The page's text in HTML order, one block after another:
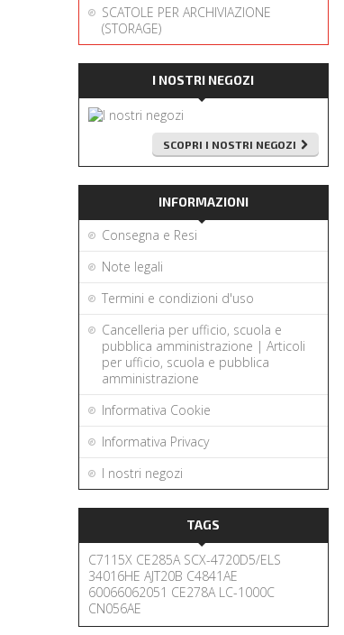
SCATOLE PER ARCHIVIAZIONE
(STORAGE)
I NOSTRI NEGOZI
SCOPRI I NOSTRI NEGOZI
INFORMAZIONI
Consegna e Resi
Note legali
Termini e condizioni d'uso
Cancelleria per ufficio, scuola e
pubblica amministrazione | Articoli
per ufficio, scuola e pubblica
amministrazione
Informativa Cookie
Informativa Privacy
I nostri negozi
TAGS
C7115X CE285A SCX-4720D5/ELS
34016HE AJT20B C4841AE
60066062051 CE278A LC-1000C
CN056AE